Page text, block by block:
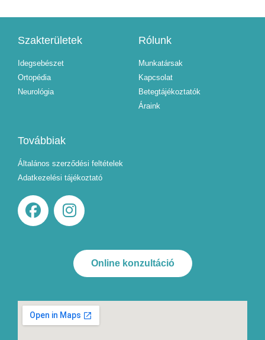
Szakterületek
Idegsebészet
Ortopédia
Neurológia
Rólunk
Munkatársak
Kapcsolat
Betegtájékoztatók
Áraink
Továbbiak
Általános szerződési feltételek
Adatkezelési tájékoztató
Online konzultáció